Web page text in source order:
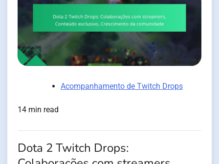
Acompanhamento de Twitch Drops
14 min read
Dota 2 Twitch Drops: